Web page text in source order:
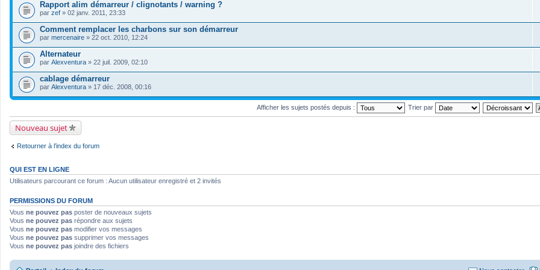
Rapport alim démarreur / clignotants / warning ?
par zef » 02 janv. 2011, 23:33
Comment remplacer les charbons sur son démarreur
par mercenaire » 22 oct. 2010, 12:24
Alternateur
par Alexventura » 22 juil. 2009, 02:10
cablage démarreur
par Alexventura » 17 déc. 2008, 00:16
Afficher les sujets postés depuis : Trier par
Nouveau sujet
Retourner à l’index du forum
QUI EST EN LIGNE
Utilisateurs parcourant ce forum : Aucun utilisateur enregistré et 2 invités
PERMISSIONS DU FORUM
Vous ne pouvez pas poster de nouveaux sujets
Vous ne pouvez pas répondre aux sujets
Vous ne pouvez pas modifier vos messages
Vous ne pouvez pas supprimer vos messages
Vous ne pouvez pas joindre des fichiers